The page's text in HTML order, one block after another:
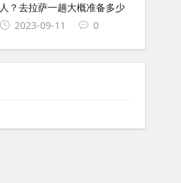
人？去拉萨一趟大概准备多少
2023-09-11
0